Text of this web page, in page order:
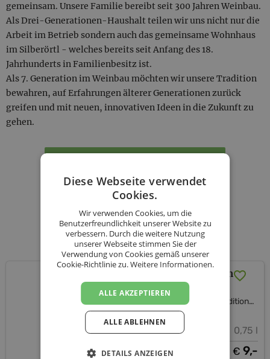
gemeinsam. Unsere Familie bereibt seit 300 Jahren Weinbau.
Als Drei-Generationen-Haushalt teilen wir uns nicht nur die
Arbeit im Betrieb sondern auch das gemeinsame Wohnhaus
im Silberörtl - welches bereits seit Anfang des 18.
Jahrhunderts in Familienbesitz ist.
Als 7. Generation im Weinbau möchten wir unsere Tradition
bewahren, auf Erfahrungen älterer Generationen zurück
greifen und mit neuen, innovativen Ideen in die Zukunft zu
gehen.
BESTELLUNG STARTEN
Unsere Produkte
Bloomante - Frizzante vom
Blütenmuskateller 2025
Weingut Familie Frei - Wein-Tradition-Handwerk
0,75 l
€ 9,-
Diese Webseite verwendet
Cookies.
Wir verwenden Cookies, um die
Benutzerfreundlichkeit unserer Website zu
verbessern. Durch die weitere Nutzung
unserer Webseite stimmen Sie der
Verwendung von Cookies gemäß unserer
Cookie-Richtlinie zu.Weitere Informationen.
ALLE AKZEPTIEREN
ALLE ABLEHNEN
DETAILS ANZEIGEN